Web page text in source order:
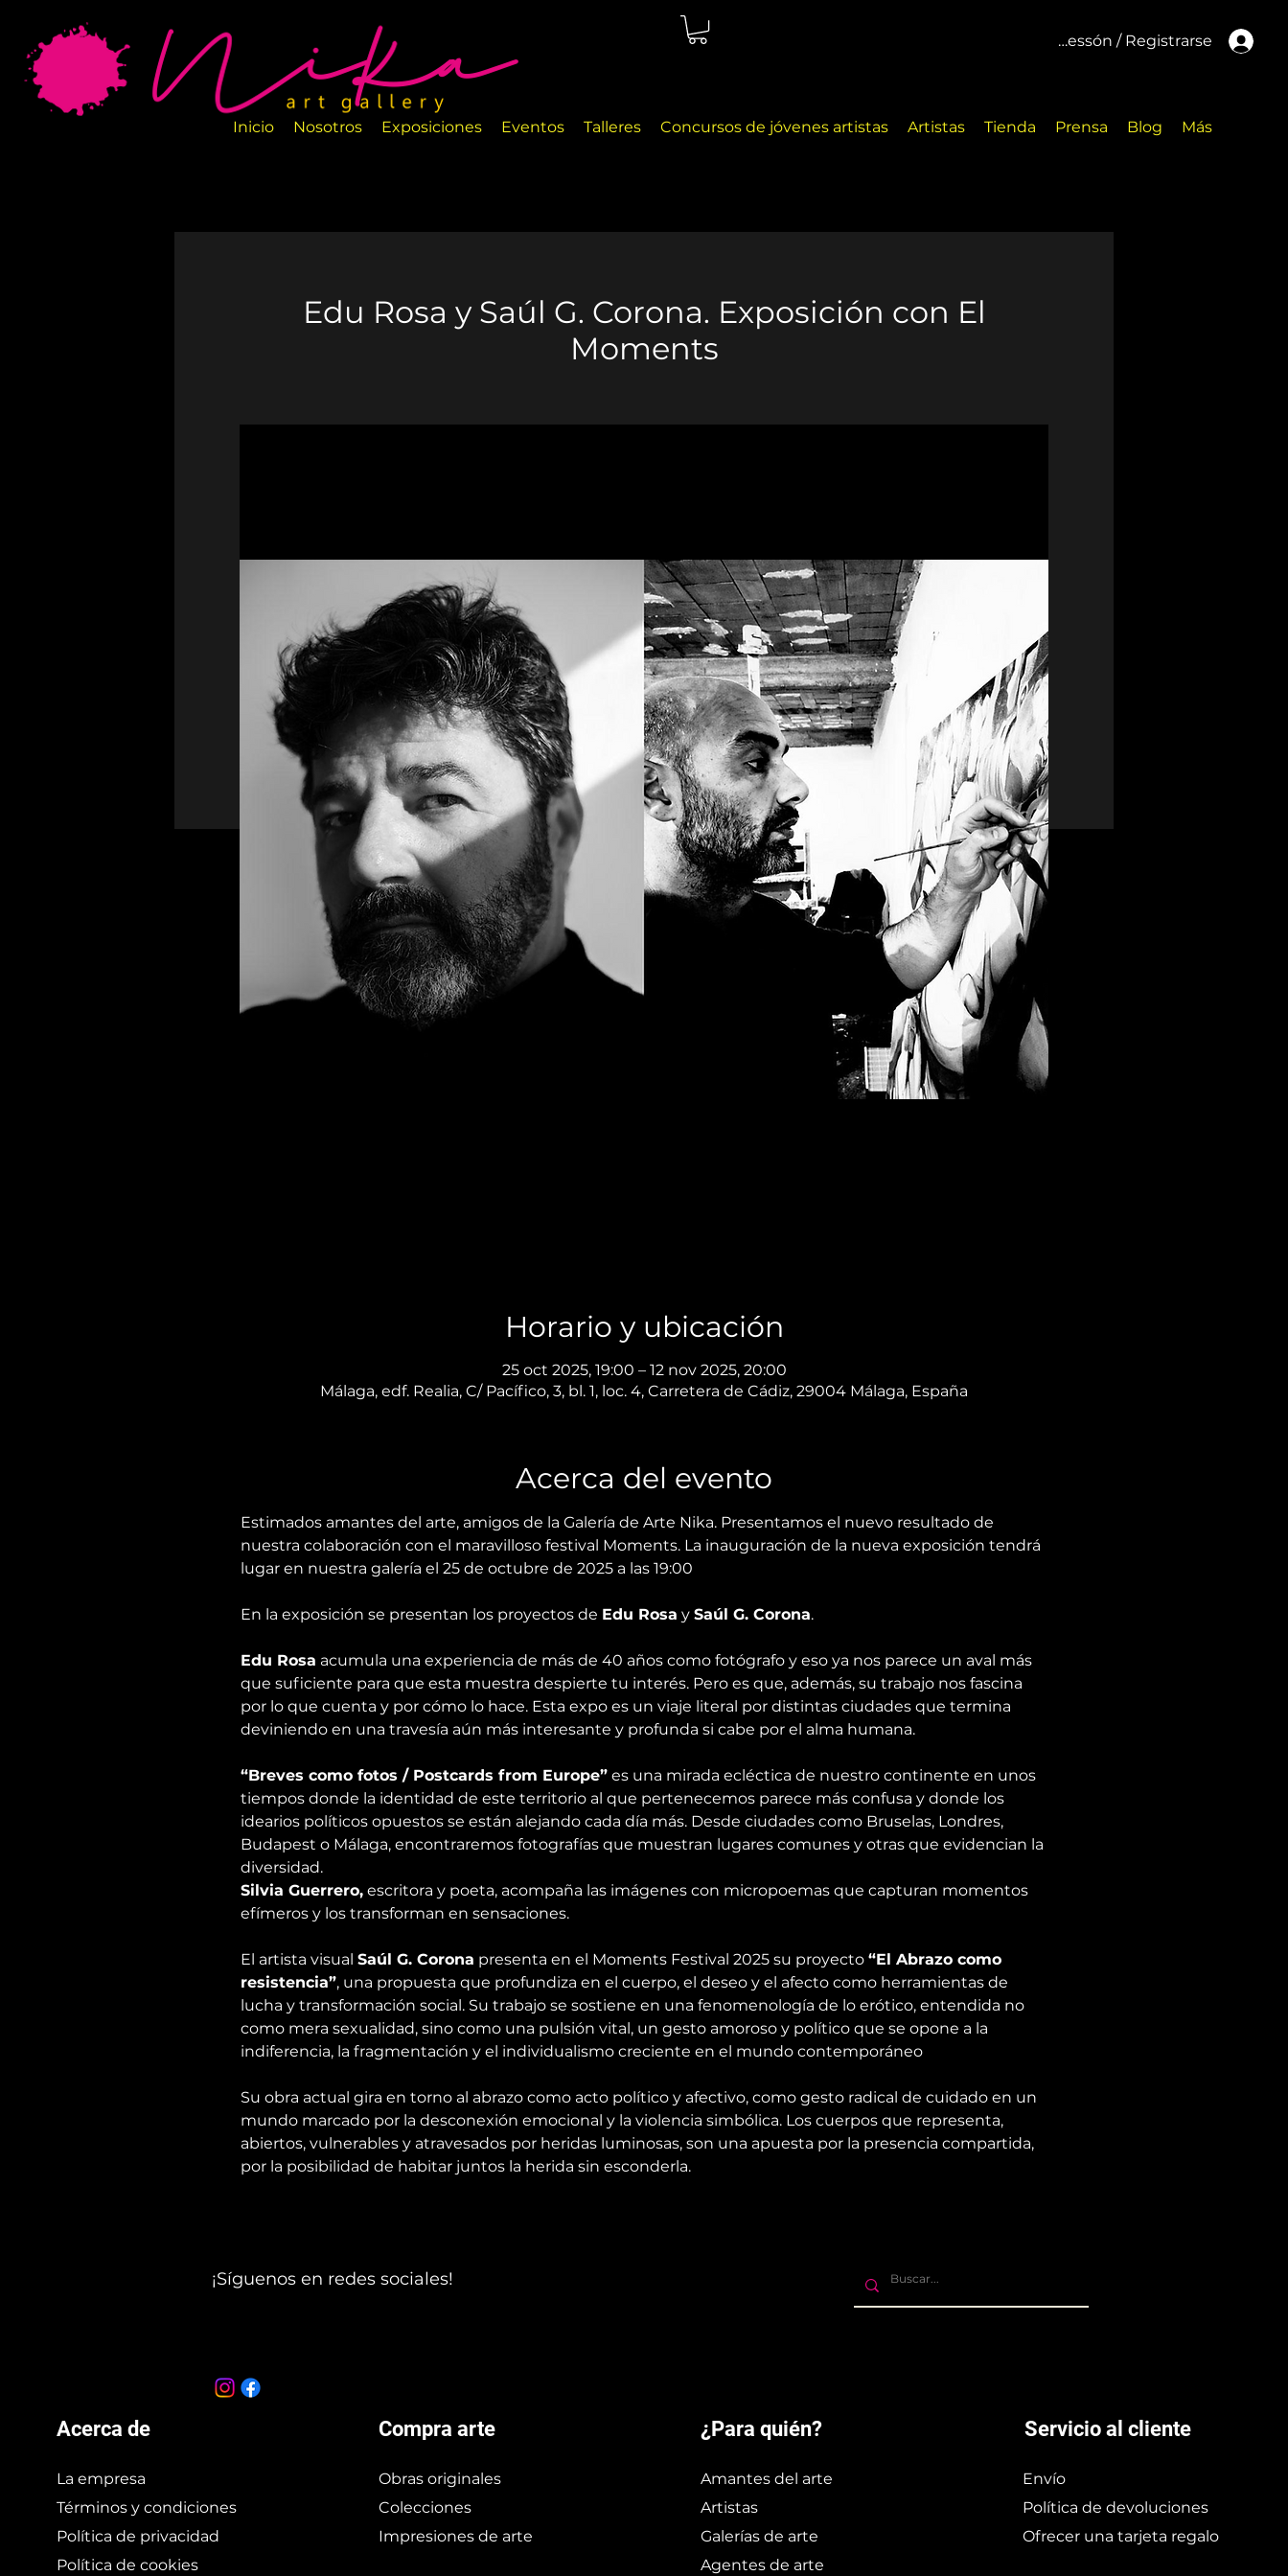
Inicar cessón / Registrarse
Inicio Nosotros Exposiciones Eventos Talleres Concursos de jóvenes artistas Artistas Tienda Prensa Blog Más
Edu Rosa y Saúl G. Corona. Exposición con El
Moments
Horario y ubicación
25 oct 2025, 19:00 – 12 nov 2025, 20:00
Málaga, edf. Realia, C/ Pacífico, 3, bl. 1, loc. 4, Carretera de Cádiz, 29004 Málaga, España
Acerca del evento
Estimados amantes del arte, amigos de la Galería de Arte Nika. Presentamos el nuevo resultado de
nuestra colaboración con el maravilloso festival Moments. La inauguración de la nueva exposición tendrá
lugar en nuestra galería el 25 de octubre de 2025 a las 19:00
En la exposición se presentan los proyectos de Edu Rosa y Saúl G. Corona.
Edu Rosa acumula una experiencia de más de 40 años como fotógrafo y eso ya nos parece un aval más
que suficiente para que esta muestra despierte tu interés. Pero es que, además, su trabajo nos fascina
por lo que cuenta y por cómo lo hace. Esta expo es un viaje literal por distintas ciudades que termina
deviniendo en una travesía aún más interesante y profunda si cabe por el alma humana.
“Breves como fotos / Postcards from Europe” es una mirada ecléctica de nuestro continente en unos
tiempos donde la identidad de este territorio al que pertenecemos parece más confusa y donde los
idearios políticos opuestos se están alejando cada día más. Desde ciudades como Bruselas, Londres,
Budapest o Málaga, encontraremos fotografías que muestran lugares comunes y otras que evidencian la
diversidad.
Silvia Guerrero, escritora y poeta, acompaña las imágenes con micropoemas que capturan momentos
efímeros y los transforman en sensaciones.
El artista visual Saúl G. Corona presenta en el Moments Festival 2025 su proyecto “El Abrazo como
resistencia”, una propuesta que profundiza en el cuerpo, el deseo y el afecto como herramientas de
lucha y transformación social. Su trabajo se sostiene en una fenomenología de lo erótico, entendida no
como mera sexualidad, sino como una pulsión vital, un gesto amoroso y político que se opone a la
indiferencia, la fragmentación y el individualismo creciente en el mundo contemporáneo
Su obra actual gira en torno al abrazo como acto político y afectivo, como gesto radical de cuidado en un
mundo marcado por la desconexión emocional y la violencia simbólica. Los cuerpos que representa,
abiertos, vulnerables y atravesados por heridas luminosas, son una apuesta por la presencia compartida,
por la posibilidad de habitar juntos la herida sin esconderla.
¡Síguenos en redes sociales!
Acerca de
La empresa
Términos y condiciones
Política de privacidad
Política de cookies
Compra arte
Obras originales
Colecciones
Impresiones de arte
¿Para quién?
Amantes del arte
Artistas
Galerías de arte
Agentes de arte
Servicio al cliente
Envío
Política de devoluciones
Ofrecer una tarjeta regalo